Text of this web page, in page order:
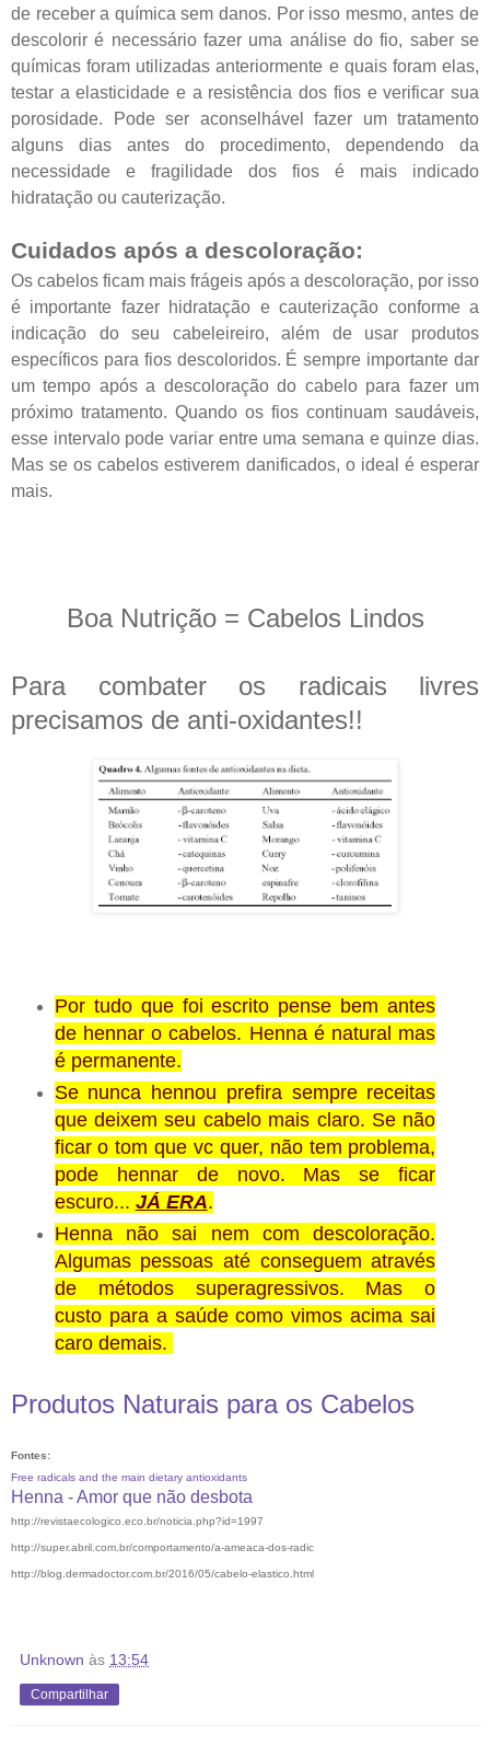
de receber a química sem danos. Por isso mesmo, antes de
descolorir é necessário fazer uma análise do fio, saber se
químicas foram utilizadas anteriormente e quais foram elas,
testar a elasticidade e a resistência dos fios e verificar sua
porosidade. Pode ser aconselhável fazer um tratamento
alguns dias antes do procedimento, dependendo da
necessidade e fragilidade dos fios é mais indicado
hidratação ou cauterização.
Cuidados após a descoloração:
Os cabelos ficam mais frágeis após a descoloração, por isso
é importante fazer hidratação e cauterização conforme a
indicação do seu cabeleireiro, além de usar produtos
específicos para fios descoloridos. É sempre importante dar
um tempo após a descoloração do cabelo para fazer um
próximo tratamento. Quando os fios continuam saudáveis,
esse intervalo pode variar entre uma semana e quinze dias.
Mas se os cabelos estiverem danificados, o ideal é esperar
mais.
Boa Nutrição = Cabelos Lindos
Para combater os radicais livres
precisamos de anti-oxidantes!!
Por tudo que foi escrito pense bem antes
de hennar o cabelos. Henna é natural mas
é permanente.
Se nunca hennou prefira sempre receitas
que deixem seu cabelo mais claro. Se não
ficar o tom que vc quer, não tem problema,
pode hennar de novo. Mas se ficar
escuro... JÁ ERA.
Henna não sai nem com descoloração.
Algumas pessoas até conseguem através
de métodos superagressivos. Mas o
custo para a saúde como vimos acima sai
caro demais.
Produtos Naturais para os Cabelos
Fontes:
Free radicals and the main dietary antioxidants
Henna - Amor que não desbota
http://revistaecologico.eco.br/noticia.php?id=1997
http://super.abril.com.br/comportamento/a-ameaca-dos-radic
http://blog.dermadoctor.com.br/2016/05/cabelo-elastico.html
Unknown às 13:54
Compartilhar